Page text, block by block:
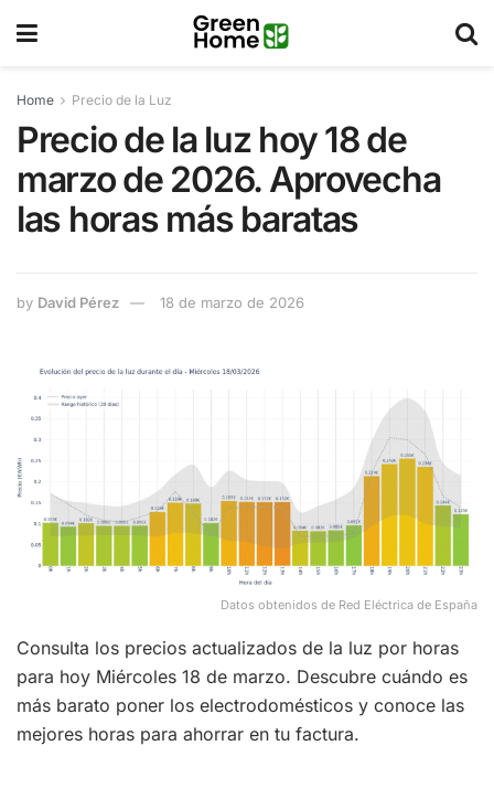
Home Precio de la Luz
Precio de la luz hoy 18 de
marzo de 2026. Aprovecha
las horas más baratas
by David Pérez 18 de marzo de 2026
Datos obtenidos de Red Eléctrica de España
Consulta los precios actualizados de la luz por horas
para hoy Miércoles 18 de marzo. Descubre cuándo es
más barato poner los electrodomésticos y conoce las
mejores horas para ahorrar en tu factura.